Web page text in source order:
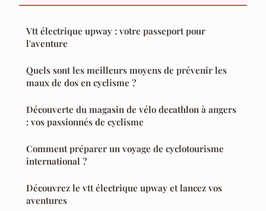
Vtt électrique upway : votre passeport pour
l'aventure
Quels sont les meilleurs moyens de prévenir les
maux de dos en cyclisme ?
Découverte du magasin de vélo decathlon à angers
: vos passionnés de cyclisme
Comment préparer un voyage de cyclotourisme
international ?
Découvrez le vtt électrique upway et lancez vos
aventures